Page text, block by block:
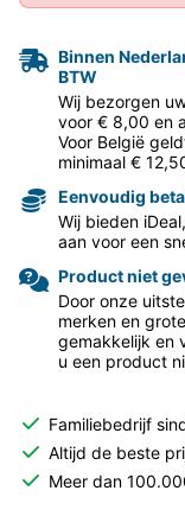
Binnen
BTW
Wij bezorgen
voor € 8,00 en
Voor België
minimaal €
Eenvoudig
Wij bieden
aan voor een
Product niet
Door onze
merken en
gemakkelijk en
u een product
Familiebedrijf
Altijd de beste
Meer dan